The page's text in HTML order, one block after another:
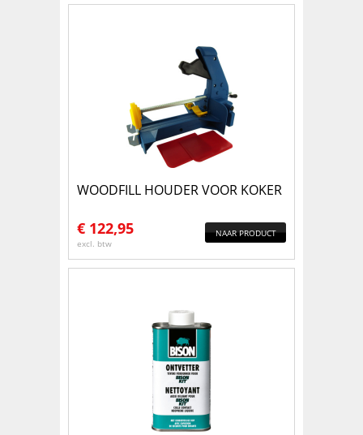
WOODFILL HOUDER VOOR KOKER
€ 122,95
excl. btw
NAAR PRODUCT